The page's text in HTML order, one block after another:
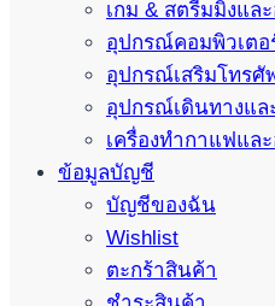
เกม & สตรีมมิ่งแล
อุปกรณ์คอมพิวเตอ
อุปกรณ์เสริมโทรศั
อุปกรณ์เดินทางแล
เครื่องทำกาแฟแล
ข้อมูลบัญชี
บัญชีของฉัน
Wishlist
ตะกร้าสินค้า